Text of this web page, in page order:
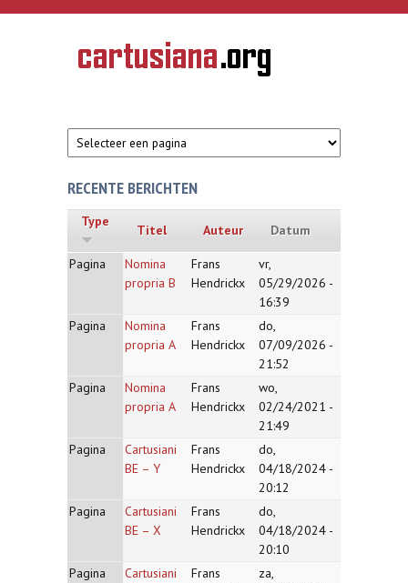
Overslaan en naar de inhoud gaan
CARTUSIANA
Geschiedenis
van de
RECENTE BERICHTEN
Type
Titel Auteur Datum
Pagina
Nomina
propria B
Frans
Hendrickx
vr,
05/29/2026 -
16:39
Pagina
Nomina
propria A
Frans
Hendrickx
do,
07/09/2026 -
21:52
Pagina
Nomina
propria A
Frans
Hendrickx
wo,
02/24/2021 -
21:49
Pagina
Cartusiani
BE – Y
Frans
Hendrickx
do,
04/18/2024 -
20:12
Pagina
Cartusiani
BE – X
Frans
Hendrickx
do,
04/18/2024 -
20:10
Pagina
Cartusiani
Frans
za,